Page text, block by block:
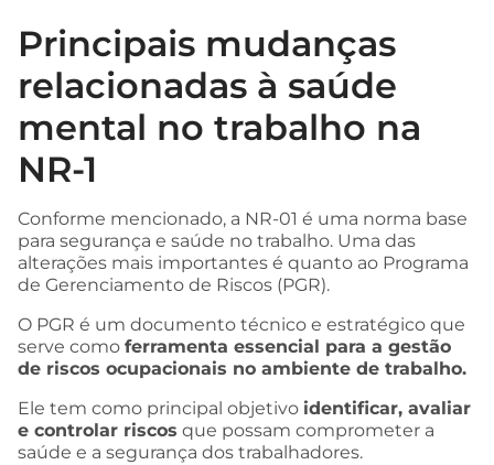
Principais mudanças
relacionadas à saúde
mental no trabalho na
NR-1
Conforme mencionado, a NR-01 é uma norma base
para segurança e saúde no trabalho. Uma das
alterações mais importantes é quanto ao Programa
de Gerenciamento de Riscos (PGR).
O PGR é um documento técnico e estratégico que
serve como ferramenta essencial para a gestão
de riscos ocupacionais no ambiente de trabalho.
Ele tem como principal objetivo identificar, avaliar
e controlar riscos que possam comprometer a
saúde e a segurança dos trabalhadores.